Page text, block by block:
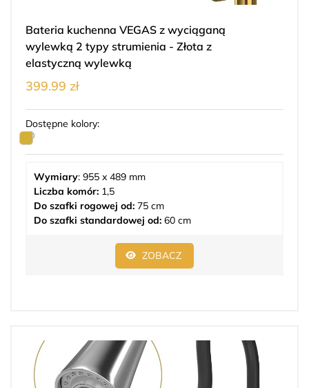
Bateria kuchenna VEGAS z wyciąganą
wylewką 2 typy strumienia - Złota z
elastyczną wylewką
399.99 zł
Dostępne kolory:
Wymiary: 955 x 489 mm
Liczba komór: 1,5
Do szafki rogowej od: 75 cm
Do szafki standardowej od: 60 cm
ZOBACZ